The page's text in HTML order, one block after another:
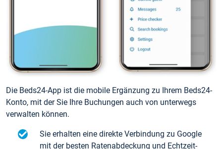
Die Beds24-App ist die mobile Ergänzung zu Ihrem Beds24-
Konto, mit der Sie Ihre Buchungen auch von unterwegs
verwalten können.
Sie erhalten eine direkte Verbindung zu Google
mit der besten Ratenabdeckung und Echtzeit-